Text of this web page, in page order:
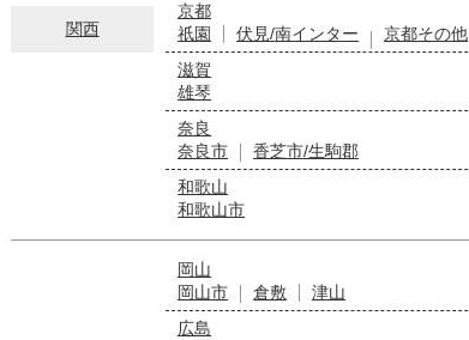
関西
京都
祇園
伏見/南インター
京都その他
滋賀
雄琴
奈良
奈良市
香芝市/生駒郡
和歌山
和歌山市
岡山
岡山市
倉敷
津山
広島